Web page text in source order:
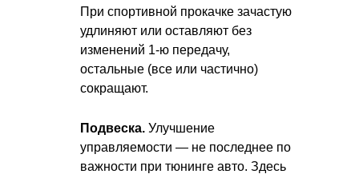
При спортивной прокачке зачастую
удлиняют или оставляют без
изменений 1-ю передачу,
остальные (все или частично)
сокращают.
Подвеска. Улучшение
управляемости — не последнее по
важности при тюнинге авто. Здесь